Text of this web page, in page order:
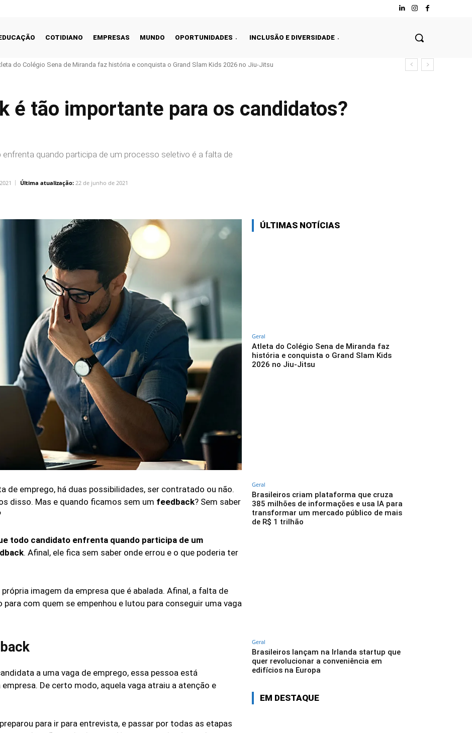
COTIDIANO EMPRESAS MUNDO OPORTUNIDADES INCLUSÃO E DIVERSIDADE
do Colégio Sena de Miranda faz história e conquista o Grand Slam Kids 2026 no Jiu-Jitsu
é tão importante para os candidatos?
quando participa de um processo seletivo é a falta de
Última atualização: 22 de junho de 2021
de emprego, há duas possibilidades, ser contratado ou não.
disso. Mas e quando ficamos sem um feedback? Sem saber
todo candidato enfrenta quando participa de um
. Afinal, ele fica sem saber onde errou e o que poderia ter
imagem da empresa que é abalada. Afinal, a falta de
com quem se empenhou e lutou para conseguir uma vaga
a uma vaga de emprego, essa pessoa está
De certo modo, aquela vaga atraiu a atenção e
para ir para entrevista, e passar por todas as etapas
ÚLTIMAS NOTÍCIAS
Geral
Atleta do Colégio Sena de Miranda faz
história e conquista o Grand Slam Kids
2026 no Jiu-Jitsu
Geral
Brasileiros criam plataforma que cruza
385 milhões de informações e usa IA para
transformar um mercado público de mais
de R$ 1 trilhão
Geral
Brasileiros lançam na Irlanda startup que
quer revolucionar a conveniência em
edifícios na Europa
EM DESTAQUE